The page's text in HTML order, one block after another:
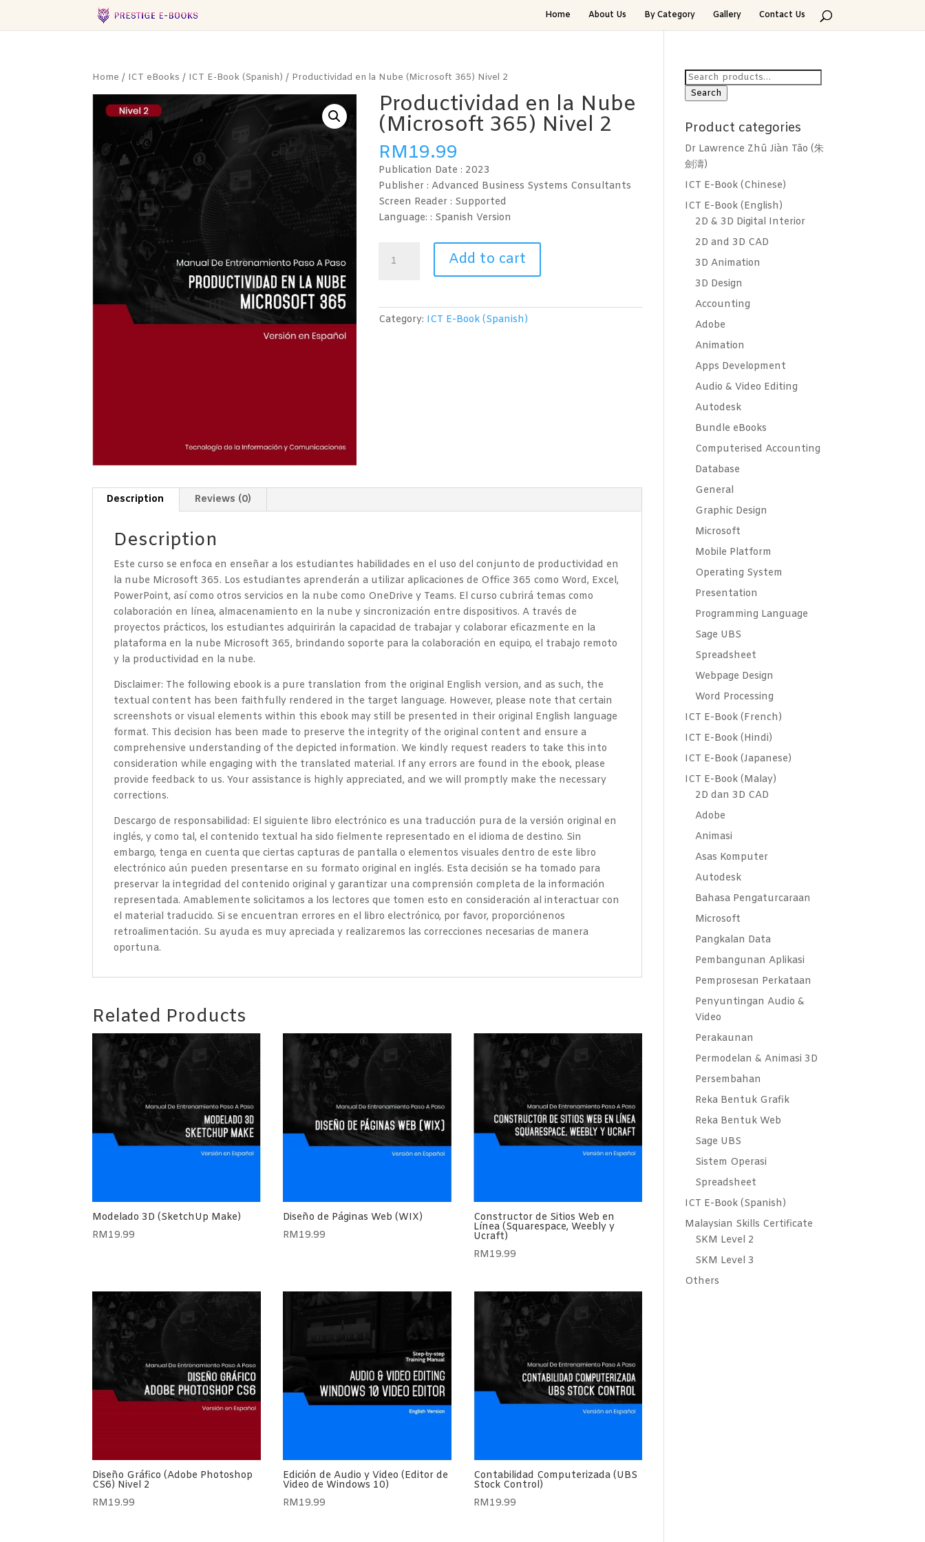
Home About Us By Category Gallery Contact Us
Home / ICT eBooks / ICT E-Book (Spanish) / Productividad en la Nube (Microsoft 365) Nivel 2
Productividad en la Nube
(Microsoft 365) Nivel 2
RM19.99
Publication Date : 2023
Publisher : Advanced Business Systems Consultants
Screen Reader : Supported
Language: : Spanish Version
(Microsoft
Add to cart
Category: ICT E-Book (Spanish)
Description Reviews (0)
Description
Este curso se enfoca en enseñar a los estudiantes habilidades en el uso del conjunto de productividad en
la nube Microsoft 365. Los estudiantes aprenderán a utilizar aplicaciones de Office 365 como Word, Excel,
PowerPoint, así como otros servicios en la nube como OneDrive y Teams. El curso cubrirá temas como
colaboración en línea, almacenamiento en la nube y sincronización entre dispositivos. A través de
proyectos prácticos, los estudiantes adquirirán la capacidad de trabajar y colaborar eficazmente en la
plataforma en la nube Microsoft 365, brindando soporte para la colaboración en equipo, el trabajo remoto
y la productividad en la nube.
Disclaimer: The following ebook is a pure translation from the original English version, and as such, the
textual content has been faithfully rendered in the target language. However, please note that certain
screenshots or visual elements within this ebook may still be presented in their original English language
format. This decision has been made to preserve the integrity of the original content and ensure a
comprehensive understanding of the depicted information. We kindly request readers to take this into
consideration while engaging with the translated material. If any errors are found in the ebook, please
provide feedback to us. Your assistance is highly appreciated, and we will promptly make the necessary
corrections.
Descargo de responsabilidad: El siguiente libro electrónico es una traducción pura de la versión original en
inglés, y como tal, el contenido textual ha sido fielmente representado en el idioma de destino. Sin
embargo, tenga en cuenta que ciertas capturas de pantalla o elementos visuales dentro de este libro
electrónico aún pueden presentarse en su formato original en inglés. Esta decisión se ha tomado para
preservar la integridad del contenido original y garantizar una comprensión completa de la información
representada. Amablemente solicitamos a los lectores que tomen esto en consideración al interactuar con
el material traducido. Si se encuentran errores en el libro electrónico, por favor, proporciónenos
retroalimentación. Su ayuda es muy apreciada y realizaremos las correcciones necesarias de manera
oportuna.
Related Products
Modelado 3D (SketchUp Make)
RM19.99
Diseño de Páginas Web (WIX)
RM19.99
Constructor de Sitios Web en
Línea (Squarespace, Weebly y
Ucraft)
RM19.99
Diseño Gráfico (Adobe Photoshop
CS6) Nivel 2
RM19.99
Edición de Audio y Video (Editor de
Video de Windows 10)
RM19.99
Contabilidad Computerizada (UBS
Stock Control)
RM19.99
Search
for:
Search
Product categories
Dr Lawrence Zhū Jiàn Tāo (朱
劍濤)
ICT E-Book (Chinese)
ICT E-Book (English)
2D & 3D Digital Interior
2D and 3D CAD
3D Animation
3D Design
Accounting
Adobe
Animation
Apps Development
Audio & Video Editing
Autodesk
Bundle eBooks
Computerised Accounting
Database
General
Graphic Design
Microsoft
Mobile Platform
Operating System
Presentation
Programming Language
Sage UBS
Spreadsheet
Webpage Design
Word Processing
ICT E-Book (French)
ICT E-Book (Hindi)
ICT E-Book (Japanese)
ICT E-Book (Malay)
2D dan 3D CAD
Adobe
Animasi
Asas Komputer
Autodesk
Bahasa Pengaturcaraan
Microsoft
Pangkalan Data
Pembangunan Aplikasi
Pemprosesan Perkataan
Penyuntingan Audio &
Video
Perakaunan
Permodelan & Animasi 3D
Persembahan
Reka Bentuk Grafik
Reka Bentuk Web
Sage UBS
Sistem Operasi
Spreadsheet
ICT E-Book (Spanish)
Malaysian Skills Certificate
SKM Level 2
SKM Level 3
Others